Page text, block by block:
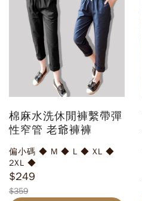
棉麻水洗休閒褲繫帶彈
性窄管 老爺褲褲
偏小碼 ◆ M ◆ L ◆ XL ◆
2XL ◆
$249
$359